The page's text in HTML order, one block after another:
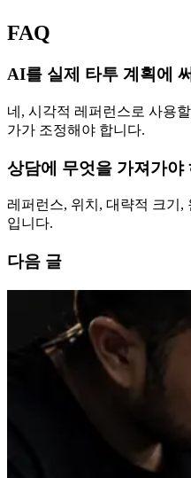
FAQ
AI를 실제 타투 계획에
네, 시각적 레퍼런스로 사용
가가 조정해야 합니다.
상담에 무엇을 가져가야
레퍼런스, 위치, 대략적 크기,
입니다.
다음 글